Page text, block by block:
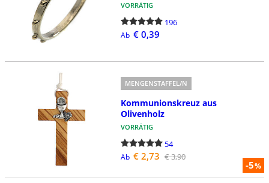
VORRÄTIG
196
Ab € 0,39
-5%
MENGENSTAFFEL/N
Kommunionskreuz aus
Olivenholz
VORRÄTIG
54
Ab € 2,73 € 3,90